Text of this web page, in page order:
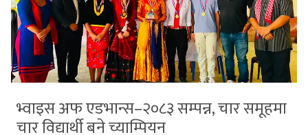
भ्वाइस अफ एडभान्स–२०८३ सम्पन्न, चार समूहमा
चार विद्यार्थी बने च्याम्पियन